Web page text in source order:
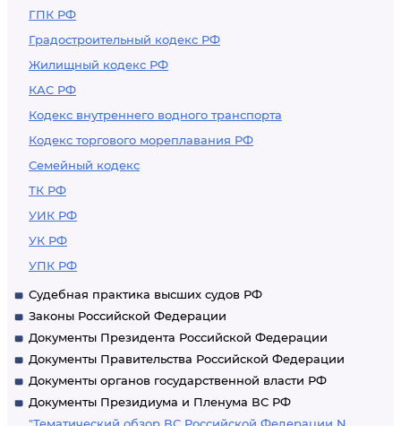
ГПК РФ
Градостроительный кодекс РФ
Жилищный кодекс РФ
КАС РФ
Кодекс внутреннего водного транспорта
Кодекс торгового мореплавания РФ
Семейный кодекс
ТК РФ
УИК РФ
УК РФ
УПК РФ
Судебная практика высших судов РФ
Законы Российской Федерации
Документы Президента Российской Федерации
Документы Правительства Российской Федерации
Документы органов государственной власти РФ
Документы Президиума и Пленума ВС РФ